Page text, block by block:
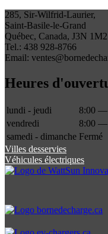
285, Sir-Wilfrid-Laurier,
Saint-Basile-le-Grand
Québec, Canada, J3N 1M2
Tel.: 438 928-8766
Email:
Heures
lundi - jeudi
8:00 —
vendredi
8:00 —
samedi - dimanche Fermé
Villes desservies
Véhicules électriques